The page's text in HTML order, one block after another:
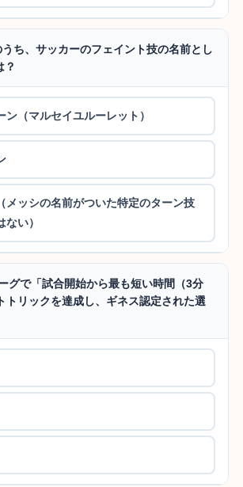
ち、サッカーのフェイント技の名前とし
？
ン（マルセイユルーレット）
メッシの名前がついた特定のターン技
い）
グで「試合開始から最も短い時間（3分
トリックを達成し、ギネス認定された選